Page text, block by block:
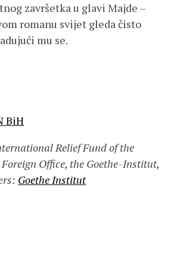
završetka u glavi Majde –
romanu svijet gleda čisto
mu se.
BiH
Relief Fund of the
Office, the Goethe-Institut,
Goethe Institut